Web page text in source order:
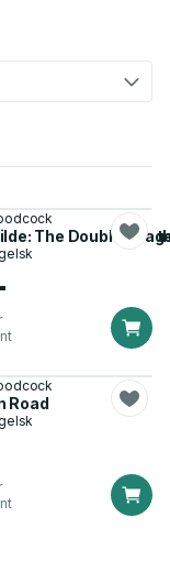
– The Stream and
The Double
Road